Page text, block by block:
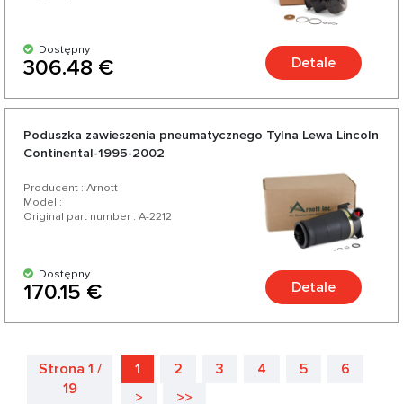
Dostępny
306.48 € Detale
Poduszka zawieszenia pneumatycznego Tylna Lewa Lincoln
Continental-1995-2002
Producent : Arnott
Model :
Original part number : A-2212
Dostępny
170.15 € Detale
Strona 1 /
19
1 2 3 4 5
6
>
>>